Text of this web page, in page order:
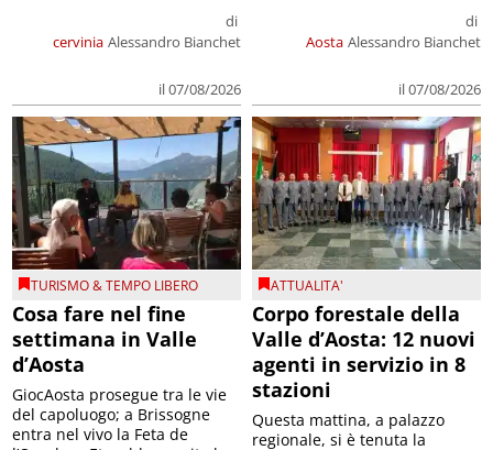
cervinia
di
Alessandro Bianchet
il 07/08/2026
Aosta
di
Alessandro Bianchet
il 07/08/2026
TURISMO & TEMPO LIBERO
Cosa fare nel fine
settimana in Valle
d’Aosta
GiocAosta prosegue tra le vie
del capoluogo; a Brissogne
entra nel vivo la Feta de
ATTUALITA'
Corpo forestale della
Valle d’Aosta: 12 nuovi
agenti in servizio in 8
stazioni
Questa mattina, a palazzo
regionale, si è tenuta la